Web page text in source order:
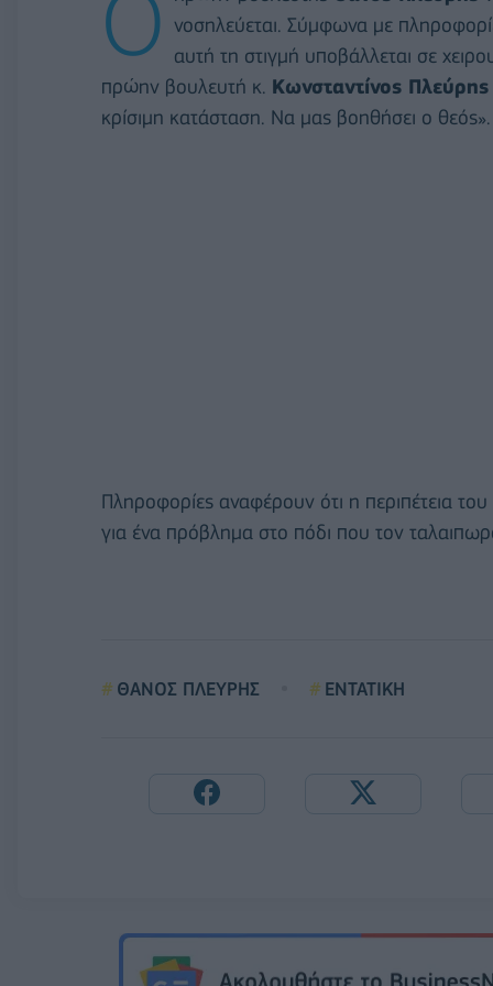
νοσηλεύεται. Σύμφωνα με
αυτή τη στιγμή υποβάλλεται σε
πρώην βουλευτή κ. Κωνσταντίνος Πλεύρης
κρίσιμη κατάσταση. Να μας βοηθήσει ο θεός».
Πληροφορίες αναφέρουν ότι η περιπέτεια
για ένα πρόβλημα στο πόδι που τον
ΘΑΝΟΣ ΠΛΕΥΡΗΣ ΕΝΤΑΤΙΚΗ